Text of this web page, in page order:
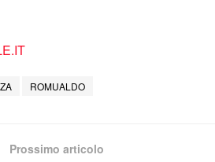
ROMUALDO
Prossimo articolo